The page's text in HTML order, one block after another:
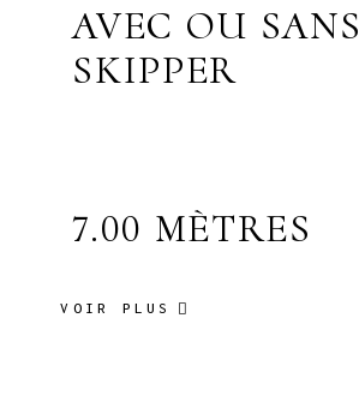
AVEC OU SANS
SKIPPER
7.00 MÈTRES
VOIR PLUS